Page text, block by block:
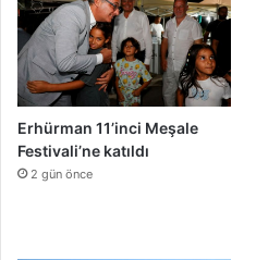
Erhürman 11’inci Meşale
Festivali’ne katıldı
2 gün önce